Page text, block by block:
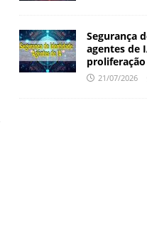
Segurança
agentes de
proliferação
21/07/2026